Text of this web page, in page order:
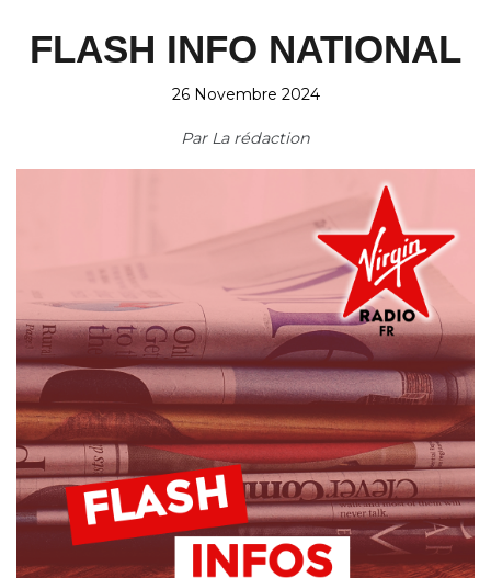
FLASH INFO NATIONAL
26 Novembre 2024
Par La rédaction